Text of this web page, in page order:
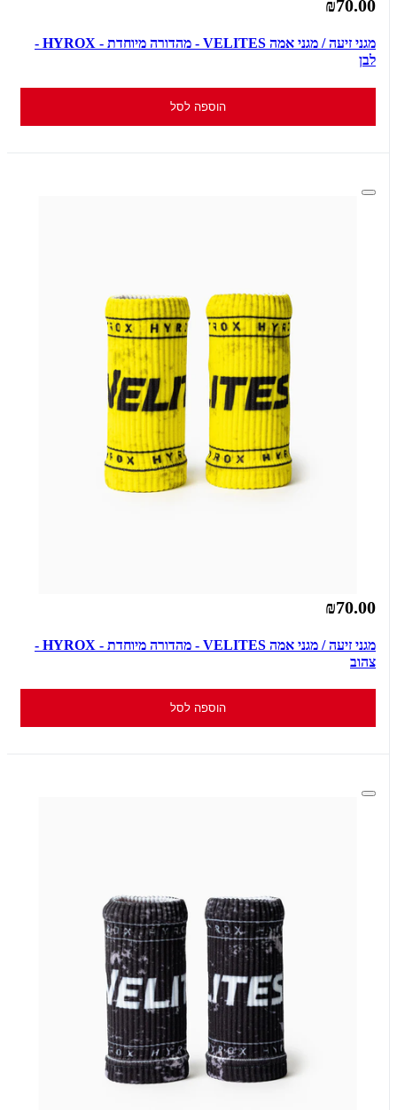
₪70.00
מגני זיעה / מגני אמה VELITES - מהדורה מיוחדת - HYROX -
לבן
הוספה לסל
₪70.00
מגני זיעה / מגני אמה VELITES - מהדורה מיוחדת - HYROX -
צהוב
הוספה לסל